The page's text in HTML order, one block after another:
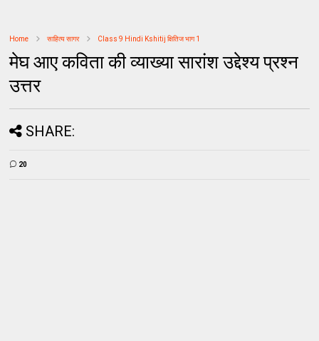
Home साहित्य सागर Class 9 Hindi Kshitij क्षितिज भाग 1
मेघ आए कविता की व्याख्या सारांश उद्देश्य प्रश्न
उत्तर
SHARE:
20